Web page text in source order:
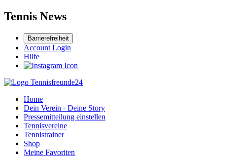
Tennis News
Barrierefreiheit
Account Login
Hilfe
Home
Dein Verein - Deine Story
Pressemitteilung einstellen
Tennisvereine
Tennistrainer
Shop
Meine Favoriten